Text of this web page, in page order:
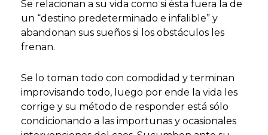
Se relacionan a su vida como si ésta fuera la de
un “destino predeterminado e infalible” y
abandonan sus sueños si los obstáculos les
frenan.
Se lo toman todo con comodidad y terminan
improvisando todo, luego por ende la vida les
corrige y su método de responder está sólo
condicionando a las importunas y ocasionales